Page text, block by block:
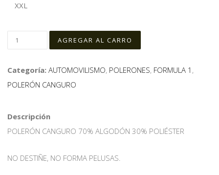
XXL
Categoría: AUTOMOVILISMO, POLERONES, FORMULA 1 ,
POLERÓN CANGURO
Descripción
POLERÓN CANGURO 70% ALGODÓN 30% POLIÉSTER
NO DESTIÑE, NO FORMA PELUSAS.